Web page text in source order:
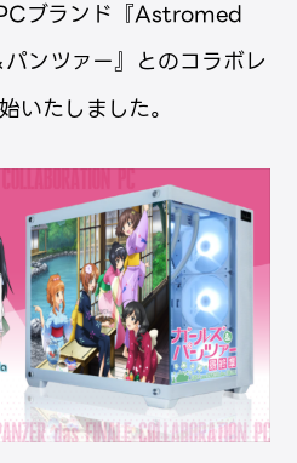
ブランド『Astromed
ンツァー』とのコラボレ
いたしました。